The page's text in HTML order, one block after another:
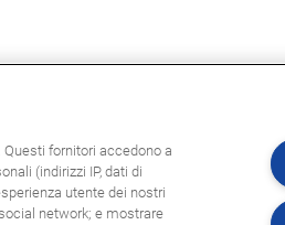
fornitori accedono a
(indirizzi IP, dati di
utente dei nostri
network; e mostrare